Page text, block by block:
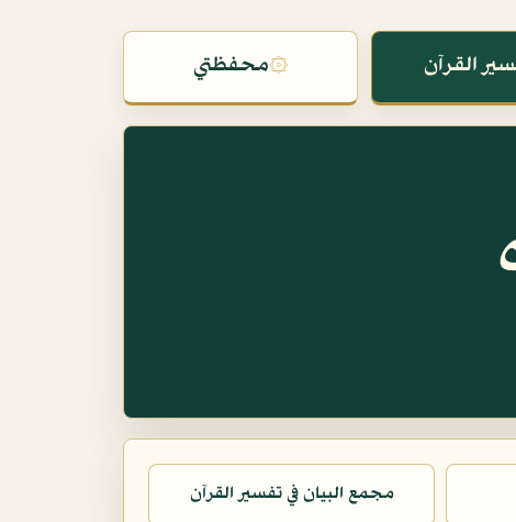
القرآن ۞محفظتي
مجمع البيان في تفسير القرآن